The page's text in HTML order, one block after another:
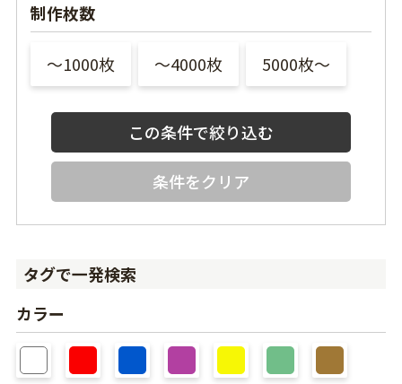
制作枚数
〜1000枚 〜4000枚 5000枚〜
条件をクリア
タグで一発検索
カラー